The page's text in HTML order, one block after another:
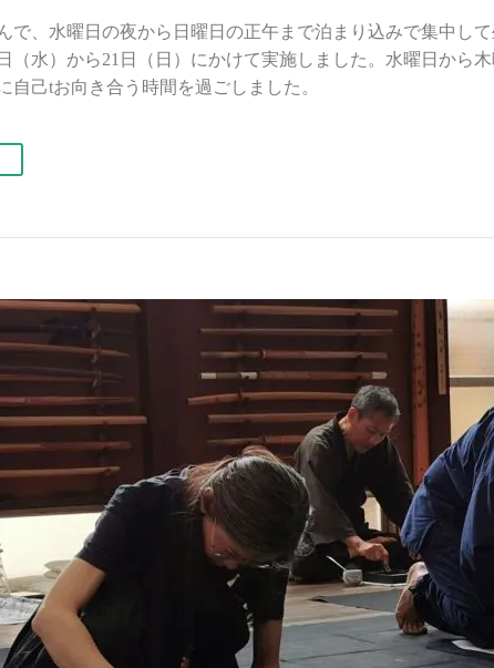
で、水曜日の夜から日曜日の正午まで泊まり込みで集中し
（水）から21日（日）にかけて実施しました。水曜日か
自己tお向き合う時間を過ごしました。